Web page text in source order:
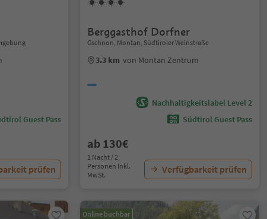
Guest Pass
prüfen
Berggasthof Dorfner
Gschnon, Montan, Südtiroler Weinstraße
3.3 km von Montan Zentrum
Nachhaltigkeitslabel Level 2
Südtirol Guest Pass
ab 130€
1 Nacht / 2
Personen Inkl.
MwSt.
Verfügbarkeit prüfen
Online buchbar